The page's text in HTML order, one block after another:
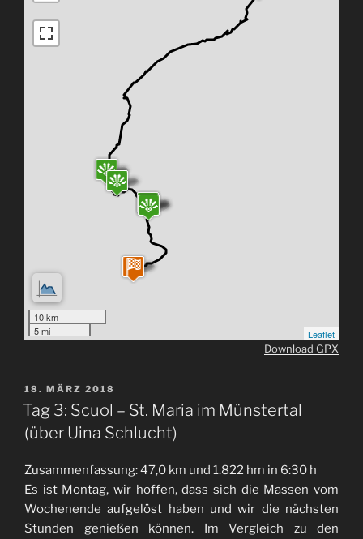
10 km
5 mi
Leaflet
Download GPX
VERÖFFENTLICHT
AM
18. MÄRZ 2018
Tag 3: Scuol – St. Maria im Münstertal
(über Uina Schlucht)
Zusammenfassung: 47,0 km und 1.822 hm in 6:30 h
Es ist Montag, wir hoffen, dass sich die Massen vom
Wochenende aufgelöst haben und wir die nächsten
Stunden genießen können. Im Vergleich zu den